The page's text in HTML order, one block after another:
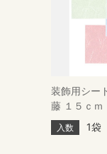
装飾用シー
藤 １５ｃｍ
入数 1袋